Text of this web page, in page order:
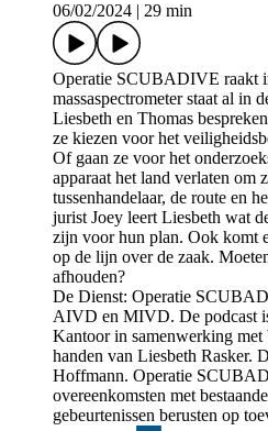
06/02/2024
29 min
Operatie SCUBADIVE raakt
massaspectrometer staat al in
Liesbeth en Thomas
ze kiezen voor het
Of gaan ze voor het
apparaat het land verlaten om
tussenhandelaar, de route en
jurist Joey leert Liesbeth wat
zijn voor hun plan. Ook komt
op de lijn over de zaak.
afhouden?
De Dienst: Operatie
AIVD en MIVD. De podcast
Kantoor in samenwerking
handen van Liesbeth Rasker.
Hoffmann. Operatie
overeenkomsten met
gebeurtenissen berusten op